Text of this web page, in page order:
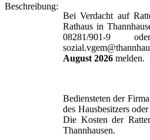
Beschreibung:
Bei Verdacht auf
Rathaus in
08281/901-
August 2026 melden.
Bediensteten der
des Hausbesitzers
Die Kosten der
Thannhausen.